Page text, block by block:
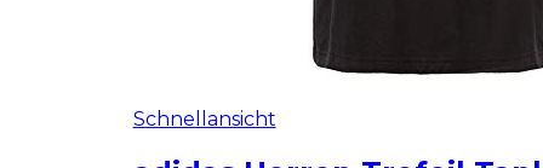
Schnellansicht